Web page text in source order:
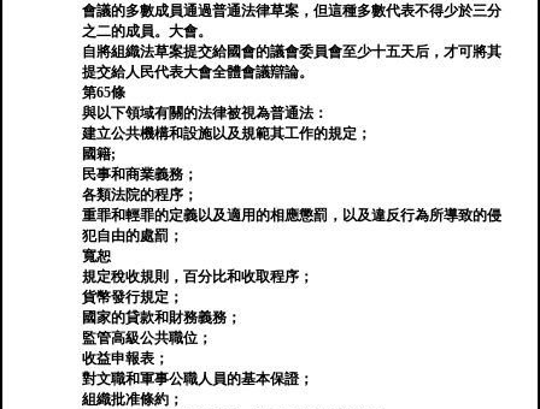
會議的多數成員通過普通法律草案，但這種多數代表不得少於三分
之二的成員。大會。
自將組織法草案提交給國會的議會委員會至少十五天后，才可將其
提交給人民代表大會全體會議辯論。
第65條
與以下領域有關的法律被視為普通法：
建立公共機構和設施以及規範其工作的規定；
國籍;
民事和商業義務；
各類法院的程序；
重罪和輕罪的定義以及適用的相應懲罰，以及違反行為所導致的侵
犯自由的處罰；
寬恕
規定稅收規則，百分比和收取程序；
貨幣發行規定；
國家的貸款和財務義務；
監管高級公共職位；
收益申報表；
對文職和軍事公職人員的基本保證；
組織批准條約；